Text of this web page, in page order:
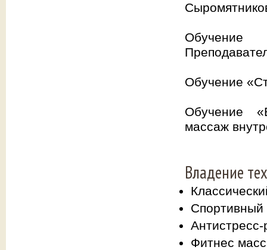
Обучение
Обучение
Обучение
массаж
Владение
Спортивный
Фитнес